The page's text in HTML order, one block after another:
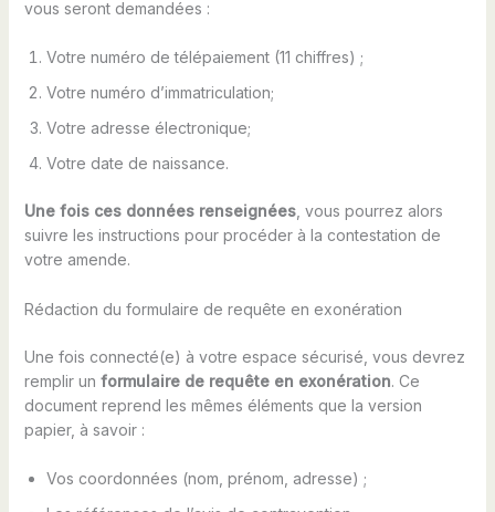
vous seront demandées :
Votre numéro de télépaiement (11 chiffres) ;
Votre numéro d’immatriculation;
Votre adresse électronique;
Votre date de naissance.
Une fois ces données renseignées, vous pourrez alors
suivre les instructions pour procéder à la contestation de
votre amende.
Rédaction du formulaire de requête en exonération
Une fois connecté(e) à votre espace sécurisé, vous devrez
remplir un formulaire de requête en exonération. Ce
document reprend les mêmes éléments que la version
papier, à savoir :
Vos coordonnées (nom, prénom, adresse) ;